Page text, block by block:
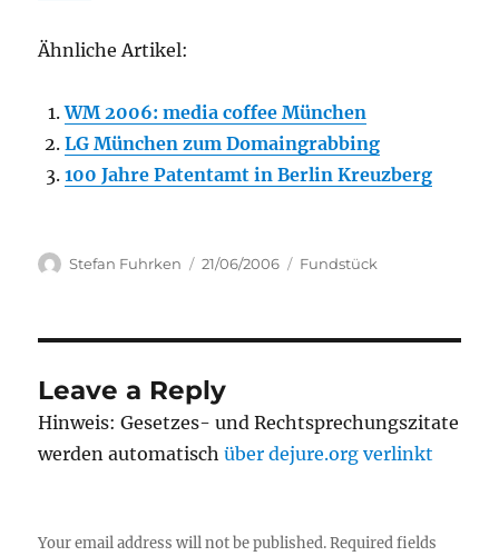
Ähnliche Artikel:
WM 2006: media coffee München
LG München zum Domaingrabbing
100 Jahre Patentamt in Berlin Kreuzberg
Author
Stefan Fuhrken
Posted
21/06/2006 Categories
Fundstück
Leave a Reply
Hinweis: Gesetzes- und Rechtsprechungszitate
werden automatischüber dejure.org verlinkt
Your email address will not be published. Required fields